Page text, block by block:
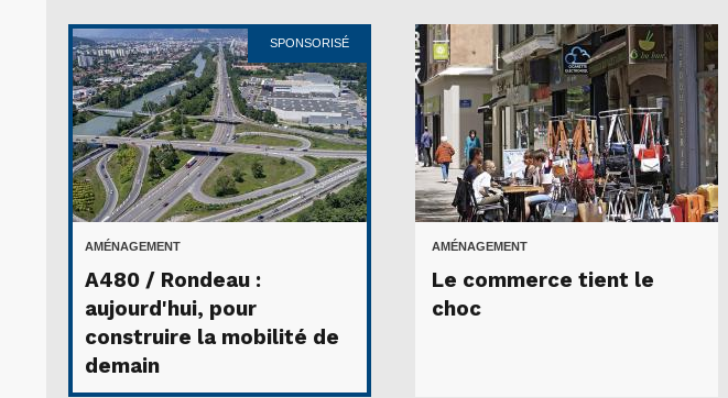
SPONSORISÉ
AMÉNAGEMENT
A480 / Rondeau :
aujourd'hui, pour
construire la mobilité de
demain
AMÉNAGEMENT
Le commerce tient le
choc